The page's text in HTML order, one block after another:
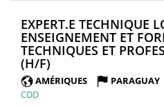
EXPERT.E TECHNIQUE
ENSEIGNEMENT ET
TECHNIQUES ET
(H/F) (NOUVELLE
FENÊTRE)
AMÉRIQUES
PARAGUAY
CDD